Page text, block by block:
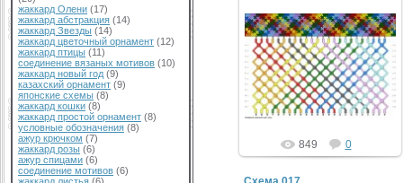
жаккард Олени (17)
жаккард абстракция (14)
жаккард Звезды (14)
жаккард цветочный орнамент (12)
жаккард птицы (11)
соединение вязаных мотивов (10)
жаккард новый год (9)
казахский орнамент (9)
японские схемы (8)
жаккард кошки (8)
жаккард простой орнамент (8)
условные обозначения (8)
ажур крючком (7)
жаккард розы (6)
ажур спицами (6)
соединение мотивов (6)
849 0